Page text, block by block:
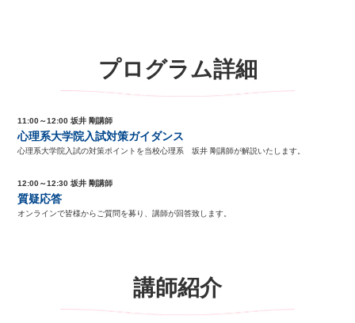
プログラム詳細
11:00～12:00 坂井 剛講師
心理系大学院入試対策ガイダンス
心理系大学院入試の対策ポイントを当校心理系 坂井 剛講師が解説いたします。
12:00～12:30 坂井 剛講師
質疑応答
オンラインで皆様からご質問を募り、講師が回答致します。
講師紹介